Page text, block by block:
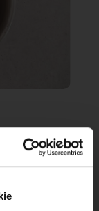
i ponownie